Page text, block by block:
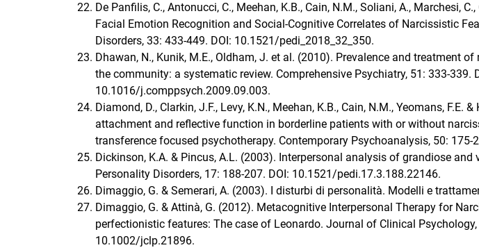
De Panfilis, C., Antonucci, C., Meehan, K.B., Cain, N.M., Soliani, A., Marchesi,
Facial Emotion Recognition and Social-Cognitive Correlates of Narcissistic
Disorders, 33: 433-449. DOI: 10.1521/pedi_2018_32_350.
Dhawan, N., Kunik, M.E., Oldham, J. et al. (2010). Prevalence and treatment
the community: a systematic review. Comprehensive Psychiatry, 51: 333-339.
10.1016/j.comppsych.2009.09.003.
Diamond, D., Clarkin, J.F., Levy, K.N., Meehan, K.B., Cain, N.M., Yeomans, F.E.
attachment and reflective function in borderline patients with or without
transference focused psychotherapy. Contemporary Psychoanalysis, 50: 175-
Dickinson, K.A. & Pincus, A.L. (2003). Interpersonal analysis of grandiose
Personality Disorders, 17: 188-207. DOI: 10.1521/pedi.17.3.188.22146.
Dimaggio, G. & Semerari, A. (2003). I disturbi di personalità. Modelli e
Dimaggio, G. & Attinà, G. (2012). Metacognitive Interpersonal Therapy for
perfectionistic features: The case of Leonardo. Journal of Clinical Psychology,
10.1002/jclp.21896.